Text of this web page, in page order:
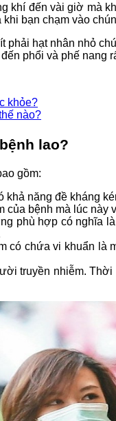
khí đến vài giờ mà
bạn chạm vào
phải hạt nhân nhỏ
phổi và phế nang
khỏe?
nào?
lao?
gồm:
năng đề kháng
bệnh mà lúc này
phù hợp có nghĩa
có chứa vi khuẩn là
truyền nhiễm.